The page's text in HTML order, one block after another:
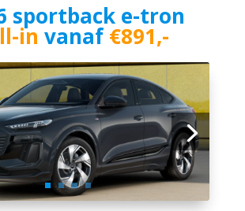
sportback e-tron
in vanaf€891,-